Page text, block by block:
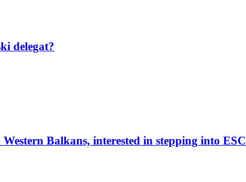
delegat?
Balkans, interested in stepping into ESC